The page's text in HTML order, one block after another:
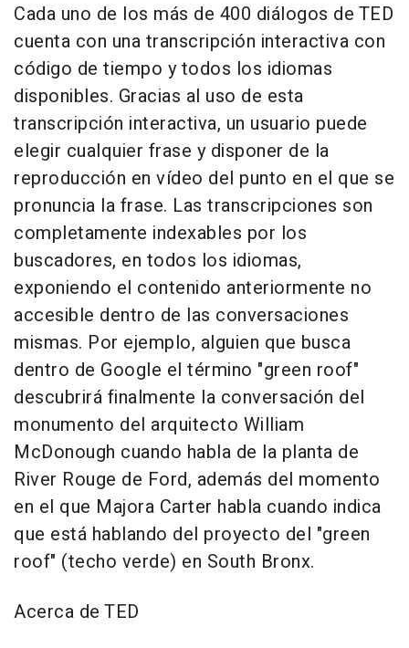
Cada uno de los más de 400 diálogos de TED
cuenta con una transcripción interactiva con
código de tiempo y todos los idiomas
disponibles. Gracias al uso de esta
transcripción interactiva, un usuario puede
elegir cualquier frase y disponer de la
reproducción en vídeo del punto en el que se
pronuncia la frase. Las transcripciones son
completamente indexables por los
buscadores, en todos los idiomas,
exponiendo el contenido anteriormente no
accesible dentro de las conversaciones
mismas. Por ejemplo, alguien que busca
dentro de Google el término "green roof"
descubrirá finalmente la conversación del
monumento del arquitecto William
McDonough cuando habla de la planta de
River Rouge de Ford, además del momento
en el que Majora Carter habla cuando indica
que está hablando del proyecto del "green
roof" (techo verde) en South Bronx.
Acerca de TED